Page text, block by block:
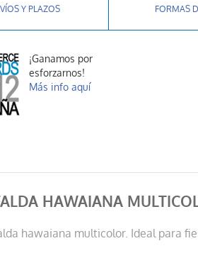
Y PLAZOS FORMAS
¡Ganamos por
esforzarnos!
Más info aquí
HAWAIANA
hawaiana multicolor. Ideal para